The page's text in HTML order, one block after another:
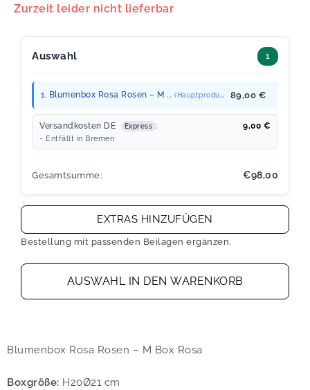
ertung
Zurzeit leider nicht lieferbar
Auswahl 1
1. Blumenbox Rosa Rosen – M ... (Hauptprodukt) 89,00 €
Versandkosten DE Express : 9,00 €
- Entfällt in Bremen
Gesamtsumme: €98,00
EXTRAS HINZUFÜGEN
Bestellung mit passenden Beilagen ergänzen.
AUSWAHL IN DEN WARENKORB
Blumenbox Rosa Rosen – M Box Rosa
Boxgröße: H20Ø21 cm